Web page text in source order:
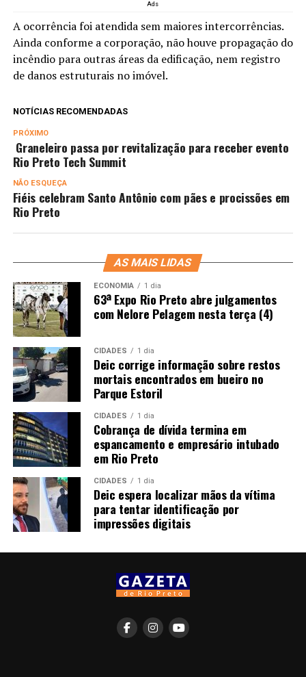
Ads
A ocorrência foi atendida sem maiores intercorrências.
Ainda conforme a corporação, não houve propagação do
incêndio para outras áreas da edificação, nem registro
de danos estruturais no imóvel.
NOTÍCIAS RECOMENDADAS
PRÓXIMO
Graneleiro passa por revitalização para receber evento
Rio Preto Tech Summit
NÃO ESQUEÇA
Fiéis celebram Santo Antônio com pães e procissões em
Rio Preto
AS MAIS LIDAS
ECONOMIA 1 dia
63ª Expo Rio Preto abre julgamentos
com Nelore Pelagem nesta terça (4)
CIDADES 1 dia
Deic corrige informação sobre restos
mortais encontrados em bueiro no
Parque Estoril
CIDADES 1 dia
Cobrança de dívida termina em
espancamento e empresário intubado
em Rio Preto
CIDADES 1 dia
Deic espera localizar mãos da vítima
para tentar identificação por
impressões digitais